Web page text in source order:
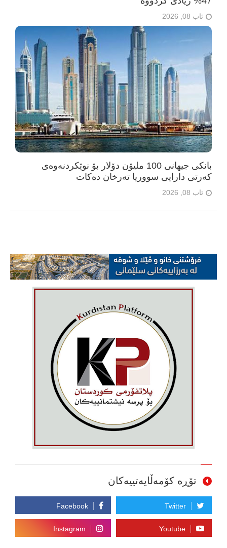
ئاب 08, 2026
بانکی جیهانی 100 ملیۆن دۆلار بۆ نوێکردنەوەی
کەرتی دارایی سووریا تەرخان دەکات
ئاب 08, 2026
تۆڕە کۆمەڵایەتییەکان